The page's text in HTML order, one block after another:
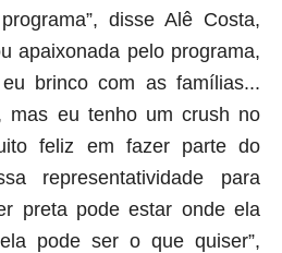
disse Alê Costa,
apaixonada pelo programa,
brinco com as famílias...
mas eu tenho um crush no
feliz em fazer parte do
representatividade para
preta pode estar onde ela
pode ser o que quiser”,